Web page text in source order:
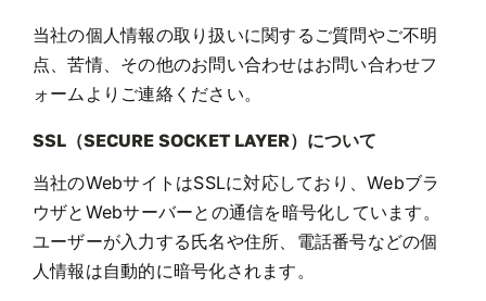
当社の個人情報の取り扱いに関するご質問やご不明
点、苦情、その他のお問い合わせはお問い合わせフ
ォームよりご連絡ください。
SSL（SECURE SOCKET LAYER）について
当社のWebサイトはSSLに対応しており、Webブラ
ウザとWebサーバーとの通信を暗号化しています。
ユーザーが入力する氏名や住所、電話番号などの個
人情報は自動的に暗号化されます。